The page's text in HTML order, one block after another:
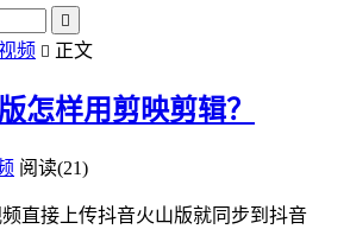

频  正文
怎样用剪映剪辑？
阅读(21)
直接上传抖音火山版就同步到抖音